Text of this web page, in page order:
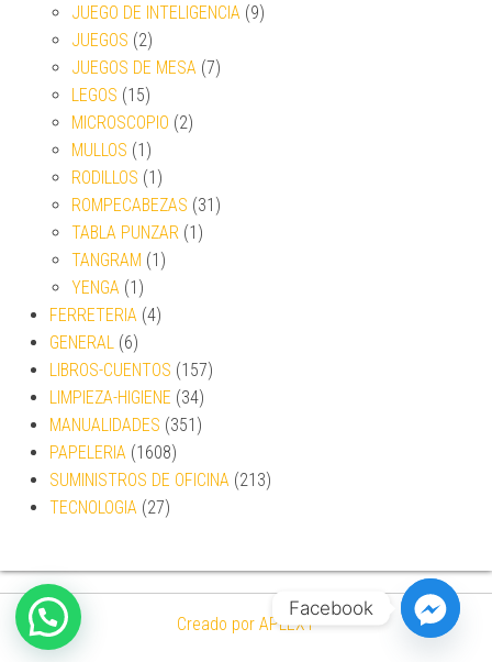
JUEGO DE INTELIGENCIA (9)
JUEGOS (2)
JUEGOS DE MESA (7)
LEGOS (15)
MICROSCOPIO (2)
MULLOS (1)
RODILLOS (1)
ROMPECABEZAS (31)
TABLA PUNZAR (1)
TANGRAM (1)
YENGA (1)
FERRETERIA (4)
GENERAL (6)
LIBROS-CUENTOS (157)
LIMPIEZA-HIGIENE (34)
MANUALIDADES (351)
PAPELERIA (1608)
SUMINISTROS DE OFICINA (213)
TECNOLOGIA (27)
Creado por APLEXT
Facebook